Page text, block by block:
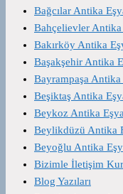
Bağcılar Antika
Bahçelievler
Bakırköy Antika
Başakşehir Antika
Bayrampaşa
Beşiktaş Antika
Beykoz Antika
Beylikdüzü Antika
Beyoğlu Antika
Bizimle İletişim
Blog Yazıları